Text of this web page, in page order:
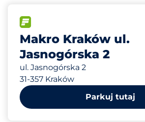
Makro Kraków ul.
Jasnogórska 2
ul. Jasnogórska 2
31-357 Kraków
Parkuj tutaj